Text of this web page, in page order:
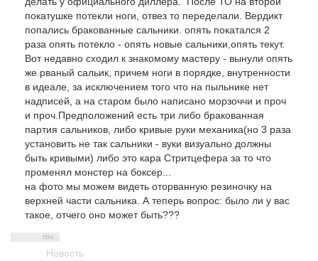
покатушке потекли ноги, отвез то переделали. Вердикт
попались бракованные сальники. опять покатался 2
раза опять потекло - опять новые сальники,опять текут.
Вот недавно сходил к знакомому мастеру - вынули опять
же рваный сальик, причем ноги в порядке, внутренности
в идеале, за исключением того что на пыльнике нет
надписей, а на старом было написано морзоччи и проч
и проч.Предположений есть три либо бракованная
партия сальников, либо кривые руки механика(но 3 раза
установить не так сальники - вуки визуально должны
быть кривыми) либо это кара Стритцефера за то что
променял монстер на боксер...
на фото мы можем видеть оторванную резиночку на
верхней части сальника. А теперь вопрос: было ли у вас
такое, отчего оно может быть???
Новость